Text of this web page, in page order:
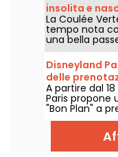
insolita e
Vincennes
La Coulée
tempo nota
una bella
accompagna i
verdeggiante
Vincennes,
un modo
Parigi,
Disneyland
delle
da sapere sui
A partire dal
Paris propone
"Bon Plan" a
tempo
godersi la
fortuna. Orari
diciamo tutto!